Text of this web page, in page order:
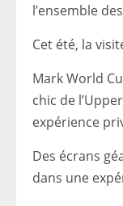
l’ensemble
Cet été, la
Mark World
chic de
expérience
Des écrans
dans une